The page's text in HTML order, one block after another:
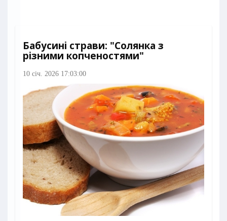
Бабусині страви: "Солянка з
різними копченостями"
10 січ. 2026 17:03:00